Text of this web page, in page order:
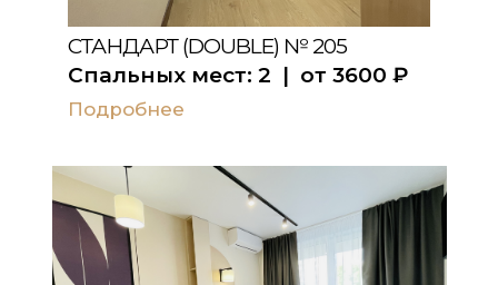
СТАНДАРТ (DOUBLE) № 205
Спальных мест: 2 | от 3600 ₽
Подробнее